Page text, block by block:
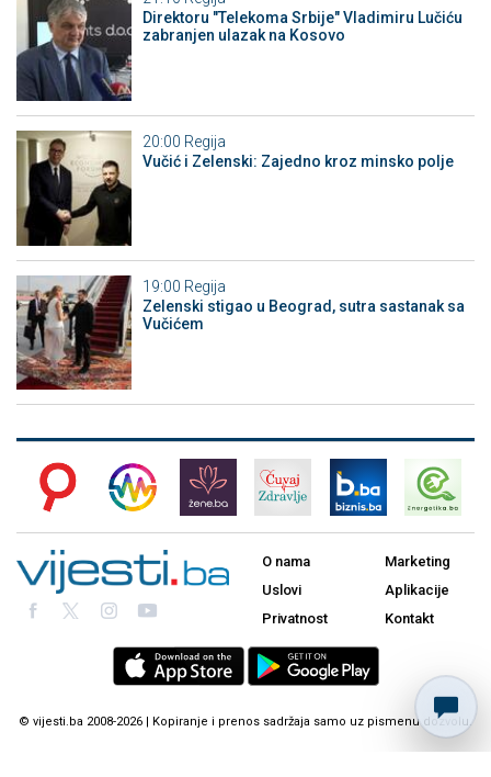
Direktoru "Telekoma Srbije" Vladimiru Lučiću
zabranjen ulazak na Kosovo
20:00 Regija
Vučić i Zelenski: Zajedno kroz minsko polje
19:00 Regija
Zelenski stigao u Beograd, sutra sastanak sa
Vučićem
O nama
Uslovi
Privatnost
Marketing
Aplikacije
Kontakt
© vijesti.ba 2008-2026 | Kopiranje i prenos sadržaja samo uz pismenu dozvolu.